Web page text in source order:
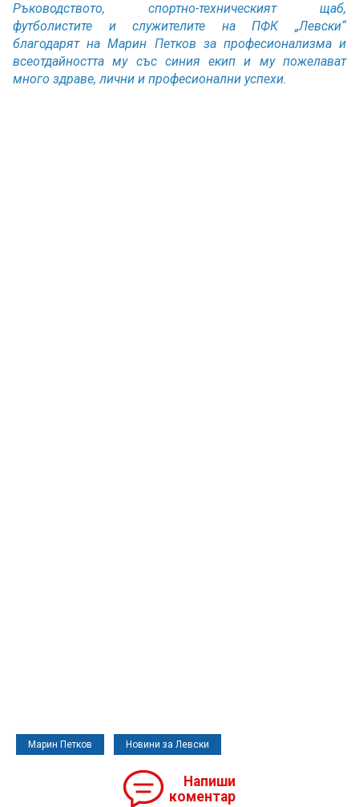
Ръководството, спортно-техническият щаб,
футболистите и служителите на ПФК „Левски“
благодарят на Марин Петков за професионализма и
всеотдайността му със синия екип и му пожелават
много здраве, лични и професионални успехи.
Марин Петков Новини за Левски
Напиши
коментар